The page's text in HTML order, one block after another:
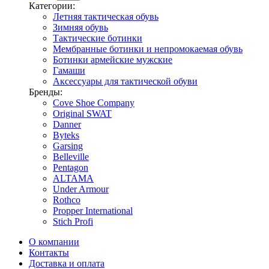
Категории:
Летняя тактическая обувь
Зимняя обувь
Тактические ботинки
Мембранные ботинки и непромокаемая обувь
Ботинки армейские мужские
Гамаши
Аксессуары для тактической обуви
Бренды:
Cove Shoe Company
Original SWAT
Danner
Byteks
Garsing
Belleville
Pentagon
ALTAMA
Under Armour
Rothco
Propper International
Stich Profi
О компании
Контакты
Доставка и оплата